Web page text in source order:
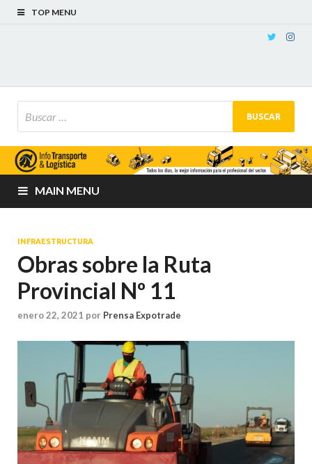
TOP MENU
MAIN MENU
INFRAESTRUCTURA
Obras sobre la Ruta
Provincial Nº 11
enero 22, 2021 por Prensa Expotrade